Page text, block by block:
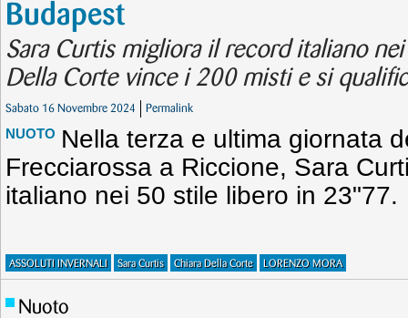
Budapest
Sara Curtis migliora il record italiano
Della Corte vince i 200 misti e si
Sabato 16 Novembre 2024 Permalink
NUOTO Nella terza e ultima giornata
Frecciarossa a Riccione, Sara
italiano nei 50 stile libero in 23"77.
ASSOLUTI INVERNALI Sara Curtis Chiara Della Corte LORENZO MORA
Nuoto